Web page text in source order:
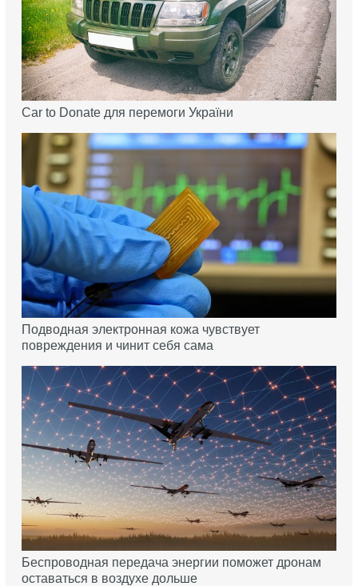
Car to Donate для перемоги України
Подводная электронная кожа чувствует
повреждения и чинит себя сама
Беспроводная передача энергии поможет дронам
оставаться в воздухе дольше